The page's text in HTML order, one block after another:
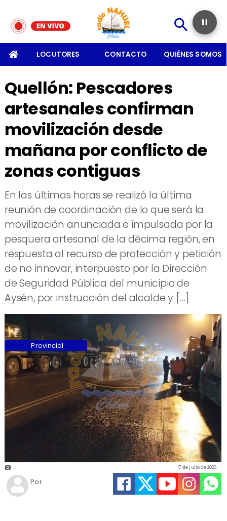
LOCUTORES CONTACTO QUIÉNES SOMOS
Quellón: Pescadores
artesanales confirman
movilización desde
mañana por conflicto de
zonas contiguas
En las últimas horas se realizó la última
reunión de coordinación de lo que será la
movilización anunciada e impulsada por la
pesquera artesanal de la décima región, en
respuesta al recurso de protección y petición
de no innovar, interpuesto por la Dirección
de Seguridad Pública del municipio de
Aysén, por instrucción del alcalde y […]
17 de julio de 2023
Provincial
Por